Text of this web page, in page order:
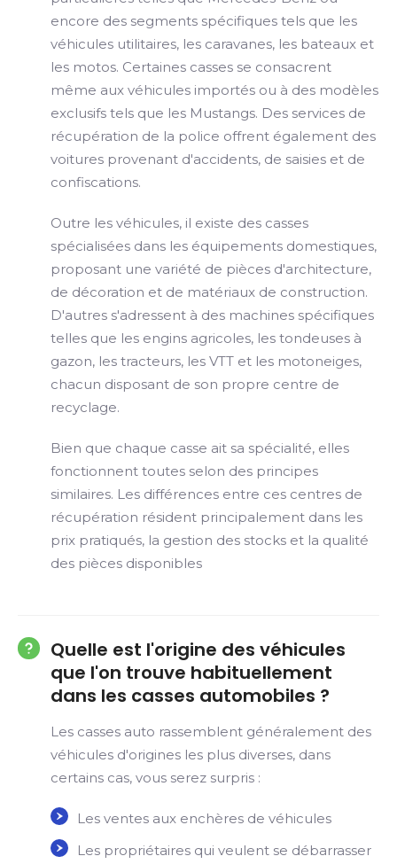
encore des segments spécifiques tels que les
véhicules utilitaires, les caravanes, les bateaux et
les motos. Certaines casses se consacrent
même aux véhicules importés ou à des modèles
exclusifs tels que les Mustangs. Des services de
récupération de la police offrent également des
voitures provenant d'accidents, de saisies et de
confiscations.
Outre les véhicules, il existe des casses
spécialisées dans les équipements domestiques,
proposant une variété de pièces d'architecture,
de décoration et de matériaux de construction.
D'autres s'adressent à des machines spécifiques
telles que les engins agricoles, les tondeuses à
gazon, les tracteurs, les VTT et les motoneiges,
chacun disposant de son propre centre de
recyclage.
Bien que chaque casse ait sa spécialité, elles
fonctionnent toutes selon des principes
similaires. Les différences entre ces centres de
récupération résident principalement dans les
prix pratiqués, la gestion des stocks et la qualité
des pièces disponibles
Quelle est l'origine des véhicules
que l'on trouve habituellement
dans les casses automobiles ?
Les casses auto rassemblent généralement des
véhicules d'origines les plus diverses, dans
certains cas, vous serez surpris :
Les ventes aux enchères de véhicules
Les propriétaires qui veulent se débarrasser